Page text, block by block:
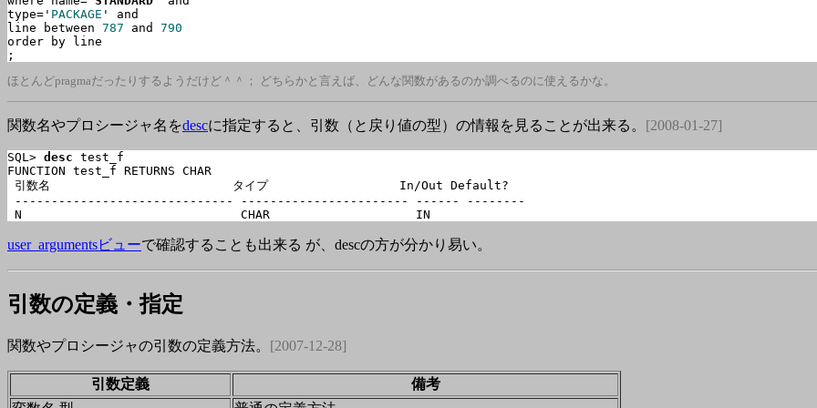
type=' PACKAGE ' and
line between 787 and 790
order by line
;
ほとんどpragmaだったりするようだけど＾＾； どちらかと言えば、どんな関数があるのか調べるのに使えるかな。
関数名やプロシージャ名をdescに指定すると、引数（と戻り値の型）の情報を見ることが出来る。 [2008-01-27]
SQL> desc test_f
FUNCTION test_f RETURNS CHAR
引数名                         タイプ                  In/Out Default?
------------------------------ ----------------------- ------ --------
user_argumentsビューで確認することも出来る が、descの方が分かり易い。
引数の定義・指定
関数やプロシージャの引数の定義方法。 [2007-12-28]
引数定義
備考